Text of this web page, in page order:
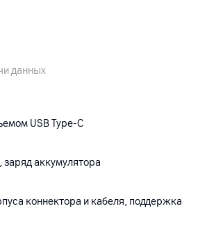
данных
USB Type-C
аккумулятора
коннектора и кабеля, поддержка